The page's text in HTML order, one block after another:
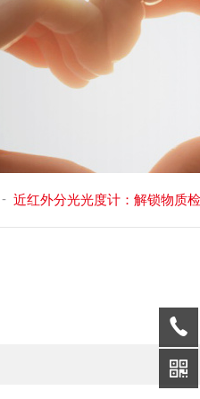
- 近红外分光光度计：解锁物质